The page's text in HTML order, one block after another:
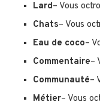
Lard– Vous
Chats– Vous
Eau de coco–
Commentaire–
Communauté–
Métier– Vous